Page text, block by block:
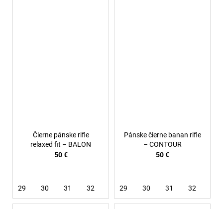
Čierne pánske rifle
relaxed fit – BALON
50 €
29 30 31 32
Pánske čierne banan rifle
– CONTOUR
50 €
29 30 31 32